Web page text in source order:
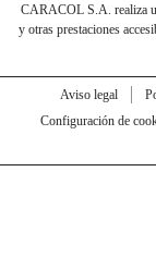
CARACOL S.A. realiza
y otras prestaciones
Aviso legal
Configuración de